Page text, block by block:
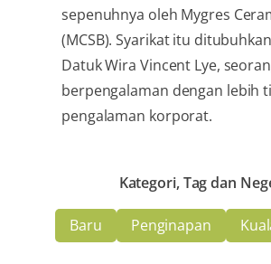
sepenuhnya oleh Mygres
(MCSB). Syarikat itu
Datuk Wira Vincent Lye,
berpengalaman dengan lebih
pengalaman korporat.
Kategori, Tag dan
Baru Penginapan